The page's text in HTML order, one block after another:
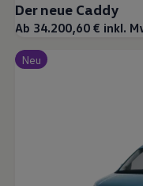
Der neue Caddy
Ab 34.200,60 € inkl.
Neu